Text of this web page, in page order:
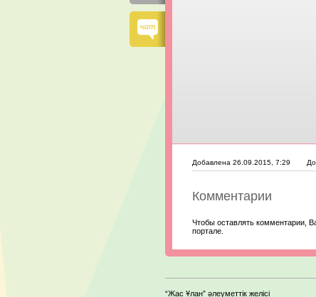
Добавлена 26.09.2015, 7:29
Комментарии
Чтобы оставлять комментарии,
портале.
“Жас Ұлан” әлеуметтік желісі